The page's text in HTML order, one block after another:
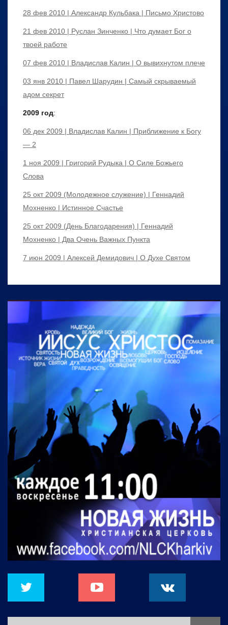
28 фев 2010 | Александр Кульбака | Письмо Христово
21 фев 2010 | Руслан Зинченко | Что думает Бог о
твоей работе
07 фев 2010 | Владислав Калин | О вывихнутом плече
03 янв 2010 | Павел Шарудин | Самый скрываемый
адом секрет
2009 год:
06 дек 2009 | Владислав Калин | Приближение к Богу
— 2
1 ноя 2009 | Григорий Рудыка | О Силе Божьего
Слова
25 окт 2009 (Молодежное служение) | Геннадий
Мохненко | Истинное Счастье
25 окт 2009 (День Благодарения) | Геннадий
Мохненко | Два Очень Важных Пункта
7 июн 2009 | Алексей Демидович | О Духе Святом